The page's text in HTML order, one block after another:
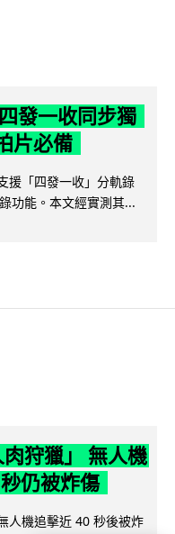
發一收同步獨
片必備
援「四發一收」分軌錄
功能。本文經實測其...
狩獵」 無人機
仍被炸傷
人機追擊近 40 秒後被炸